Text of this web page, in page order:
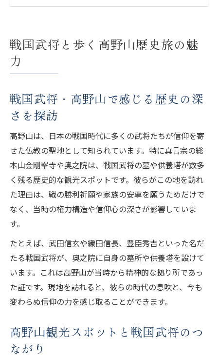
ラン
イド
高野山で訪れたい戦国武将ゆかりの名所案
観光スポットで学ぶ戦国武将と高野山の歴
戦国武将ファン必見の高野山観光スポット
特集
高野山に残る戦国時代の息吹を感じる旅
戦国武将・高野山のパワースポット巡りの
魅力
歴史好きが巡る高野山の戦国武将ゆかりの
地
高野山パワースポットで感じる戦国時代の
戦国武将と高野山を結ぶパワースポット体
戦国武将と歩く高野山歴史旅の魅
力
戦国武将・高野山で感じる歴史の深
さを探訪
高野山は、日本の戦国時代に多くの武将たちが信仰を寄
せた仏教の聖地として知られています。特に真言宗の総
本山金剛峯寺や奥之院は、戦国武将の墓や供養塔が数多
く残る歴史的な観光スポットです。彼らがこの地を訪れ
た理由は、戦の勝利祈願や家族の安寧を願うためだけで
なく、当時の権力構造や信仰心の深さが影響していま
す。
たとえば、武田信玄や織田信長、豊臣秀吉といった名だ
たる戦国武将が、奥之院に自身の墓所や供養塔を設けて
います。これは高野山が当時から精神的な拠り所であっ
た証です。現地を訪れると、彼らの時代の息吹と、今も
変わらぬ信仰の力を感じ取ることができます。
高野山観光スポットと戦国武将のつ
ながり